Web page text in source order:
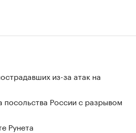
из-за атак на
России с разрывом
Рунета